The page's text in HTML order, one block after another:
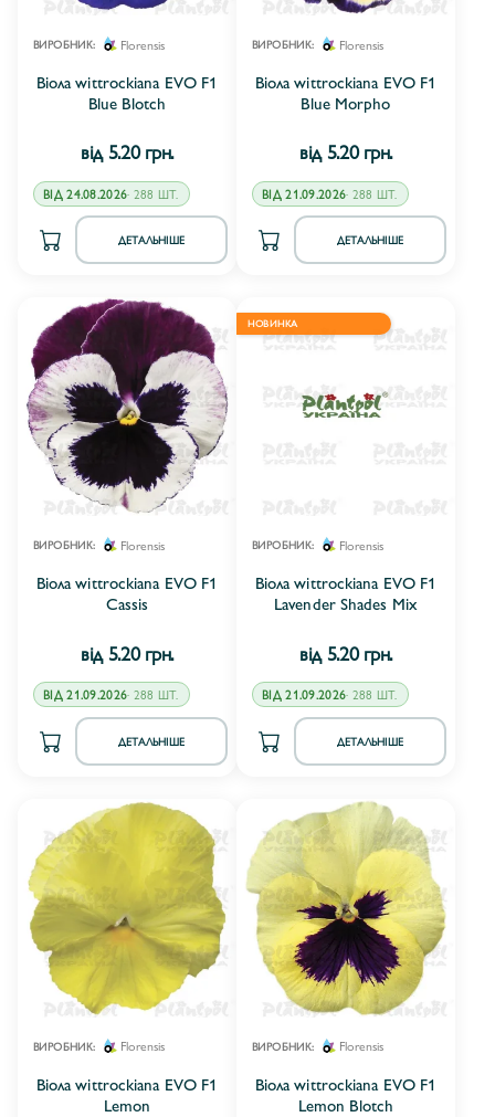
ВИРОБНИК: Florensis
Віола wittrockiana EVO F1
Blue Blotch
від 5.20 грн.
ВІД 24.08.2026· 288 ШТ.
ДЕТАЛЬНІШЕ
ВИРОБНИК: Florensis
Віола wittrockiana EVO F1
Blue Morpho
від 5.20 грн.
ВІД 21.09.2026· 288 ШТ.
ДЕТАЛЬНІШЕ
ВИРОБНИК: Florensis
Віола wittrockiana EVO F1
Cassis
від 5.20 грн.
ВІД 21.09.2026· 288 ШТ.
ДЕТАЛЬНІШЕ
НОВИНКА
ВИРОБНИК: Florensis
Віола wittrockiana EVO F1
Lavender Shades Mix
від 5.20 грн.
ВІД 21.09.2026· 288 ШТ.
ДЕТАЛЬНІШЕ
ВИРОБНИК: Florensis
Віола wittrockiana EVO F1
Lemon
ВИРОБНИК: Florensis
Віола wittrockiana EVO F1
Lemon Blotch